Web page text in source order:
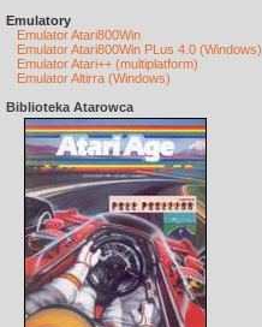
Emulatory
Emulator Atari800Win
Emulator Atari800Win PLus 4.0 (Windows)
Emulator Atari++ (multiplatform)
Emulator Altirra (Windows)
Biblioteka Atarowca